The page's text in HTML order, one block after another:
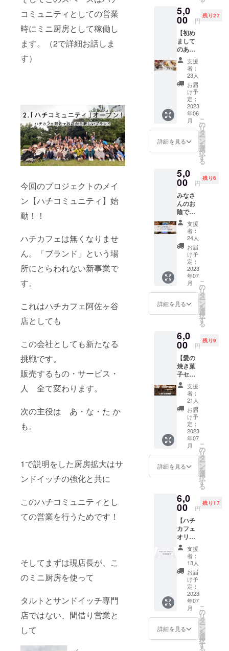
コミュニティとしての営業
時にミニ厨房として稼働し
ます。（2で詳細お話しま
す）
今回のプロジェクトのメイ
ン【ハチコミュニティ】始
動！！
ハチカフェは無くなりませ
ん。「ブランド」という場
所にとらわれない新事業で
す。
これはハチカフェ阿佐ヶ谷
店としても
この会社としても新たなる
挑戦です。
販売するもの・サービス・
人 全て変わります。
次の主役は あ・な・た か
も。
1で説明をした厨房拡大はサ
ンドイッチの強化と共に
このハチコミュニティとし
ての営業を行うためです！
そしてまずは現店長が、こ
のミニ厨房を使って
タルトとサンドイッチ専門
店ではない、間借り営業と
して
2023年
12月末
除く)
枚 デ
ザイン
写真3枚
目 タル
ト交換
券 2枚
ステッ
カーカ
ラー
ベー
ス 白
サイ
ズ
約
5×5
させて
いただ
す。
【タル
ト交換
券有効
期限】
店頭に
て交換
お届
け〜
2024年
6月まで
有効 店
頭販売
のタル
ト1個分
から お
好きな
もの
を。 ※
月に
よって
販売商
品変更
あり ※
お召し
上がり
は購入
当日中
※イート
インテ
ウトど
ちらも
アレル
ギー対
応行っ
ており
ませ
ん。
5,0
00 円
残り27
【初め
まして
のあな
たにハ
チカ
フェ体
験券】
・お好
きなタ
ルト1個
（全商
品対
象） ・
お好き
なドリ
ンク1杯
品対
象） ・
お好き
なサン
ドイッ
チ（全
商品対
象) ・お
土産の
焼き菓
子（ス
タッフ
セレク
ト） ハ
チカ
フェを
知って
いを込
めてハ
フェの
フル
コース
を楽し
めるリ
ターン
をご用
意しま
した。
【対象
店舗】
ハチカ
フェ阿
佐ヶ谷
ターン
の確認
メール
を来店
時にご
提示く
ださ
い。そ
の場で
商品を
お渡し
いたし
ます。
テイク
アウ
イート
インど
支援
者：
23人
お届
け予
定：
2023
年06
月
詳細を見る
こ
の
リ
タ
ー
ン
を
選
択
す
る
5,0
00 円
残り6
みなさ
んのお
陰で目
標達成
しまし
た！ 大
感謝で
す。 ハ
チコ
ミュニ
ティ
キック
オフ企
画が 無
事成功
をみん
なでし
ましょ
う。
チーム
戦の
ボーリ
ングで
す もち
ろんス
タッフ
全員参
加しま
す。 景
品も勿
論用意
しま
ル防止
のため
の方の
みメー
ルで一
斉にお
知らせ
致しま
す。 日
時
7/2(日)1
8:30 ス
タート
19時予
定 場
所 阿
支援
者：
24人
お届
け予
定：
2023
年07
月
詳細を見る
こ
の
リ
タ
ー
ン
を
選
択
す
る
6,0
00 円
残り9
【愛の
焼き菓
子セッ
ト】 遠
方だけ
ど応援
した
い！！
そんな
ハート
フルな
思いを
持って
くだ
さった
ヤマト
運輸
クール
便での
配送で
す ＊全
国への
送料込
みの金
額です
＊写真
はイ
メージ
です ＊
配達希
望曜
日、時
支援
者：
21人
お届
け予
定：
2023
年07
月
詳細を見る
こ
の
リ
タ
ー
ン
を
選
択
す
る
6,0
00 円
残り17
【ハチ
カフェ
オリジ
ナルロ
ンT完全
受注生
産】 ハ
チカ
フェ大
常連さ
んのあ
る方に
デザイ
ンを依
頼！！
支援
者：
13人
お届
け予
定：
2023
年07
月
詳細を見る
こ
の
リ
タ
ー
ン
を
選
択
す
る